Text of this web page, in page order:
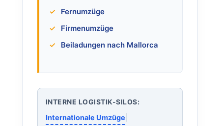
✓
Fernumzüge
✓
Firmenumzüge
✓
Beiladungen nach Mallorca
INTERNE LOGISTIK-SILOS:
Internationale Umzüge